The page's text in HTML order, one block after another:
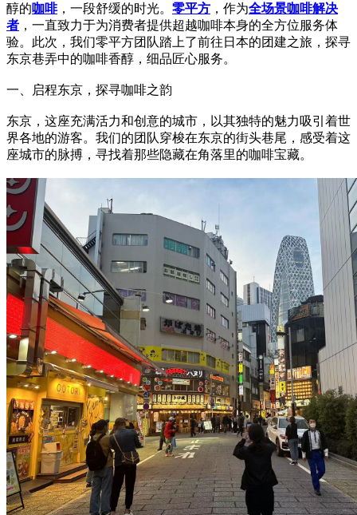
醇的咖啡，一段舒缓的时光。 零平方 ，作为全场景咖啡解决
者 ，一直致力于为消费者提供超越咖啡本身的全方位服务体
验。此次，我们零平方团队踏上了前往日本的团建之旅，探寻
东京巷弄中的咖啡香醇，细品匠心服务。
一、启程东京，探寻咖啡之韵
东京，这座充满活力和创意的城市，以其独特的魅力吸引着世
界各地的游客。我们的团队穿梭在东京的街头巷尾，感受着这
座城市的脉搏，寻找着那些隐藏在角落里的咖啡宝藏。